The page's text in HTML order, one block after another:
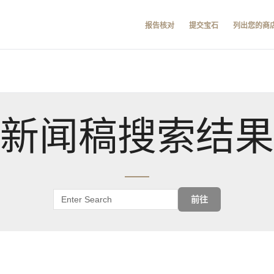
报告核对 提交宝石 列出您的商
新闻稿搜索结果
前往